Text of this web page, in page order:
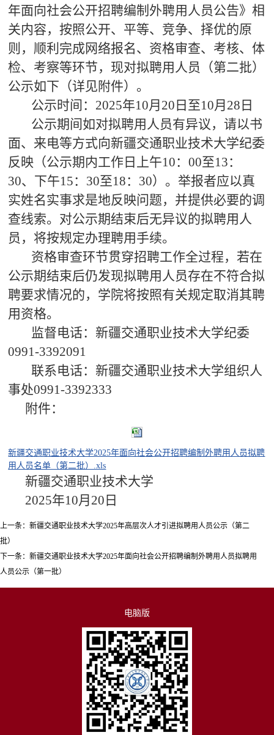
年面向社会公开招聘编制外聘用人员公告》相
关内容，按照公开、平等、竞争、择优的原
则，顺利完成网络报名、资格审查、考核、体
检、考察等环节，现对拟聘用人员（第二批）
公示如下（详见附件）。
公示时间：2025年10月20日至10月28日
公示期间如对拟聘用人员有异议，请以书
面、来电等方式向新疆交通职业技术大学纪委
反映（公示期内工作日上午10：00至13：
30、下午15：30至18：30）。举报者应以真
实姓名实事求是地反映问题，并提供必要的调
查线索。对公示期结束后无异议的拟聘用人
员，将按规定办理聘用手续。
资格审查环节贯穿招聘工作全过程，若在
公示期结束后仍发现拟聘用人员存在不符合拟
聘要求情况的，学院将按照有关规定取消其聘
用资格。
监督电话：新疆交通职业技术大学纪委
0991-3392091
联系电话：新疆交通职业技术大学组织人
事处0991-3392333
附件：
新疆交通职业技术大学2025年面向社会公开招聘编制外聘用人员拟聘
用人员名单（第二批）.xls
新疆交通职业技术大学
2025年10月20日
上一条： 新疆交通职业技术大学2025年高层次人才引进拟聘用人员公示（第二
批）
下一条： 新疆交通职业技术大学2025年面向社会公开招聘编制外聘用人员拟聘用
人员公示（第一批）
电脑版